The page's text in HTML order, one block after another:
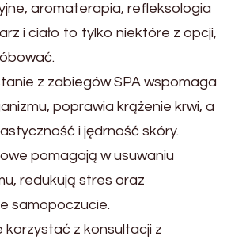
aromaterapia, refleksologia
i ciało to tylko niektóre z opcji,
z zabiegów SPA wspomaga
poprawia krążenie krwi, a
i jędrność skóry.
pomagają w usuwaniu
redukują stres oraz
samopoczucie.
korzystać z konsultacji z